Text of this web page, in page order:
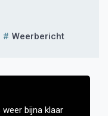
Weerbericht
bijna klaar